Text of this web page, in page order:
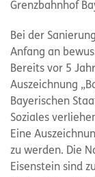
Grenzbahnhof
Bei der
Anfang an
Bereits vor 5
Auszeichnung
Bayerischen
Soziales
Eine
zu werden. Die
Eisenstein sind